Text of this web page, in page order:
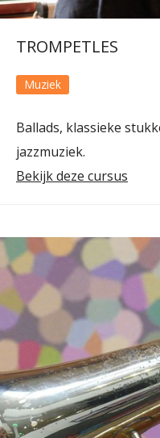
TROMPETLES
Muziek
Ballads, klassieke
jazzmuziek.
Bekijk deze cursus